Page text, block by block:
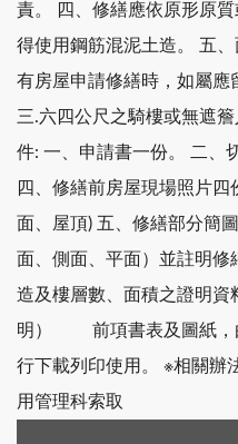
責。 四、修繕應依原形原
得使用鋼筋混泥土造。 五
有房屋申請修繕時，如屬應
三.六四公尺之騎樓或無遮
件: 一、申請書一份。 二、
四、修繕前房屋現場照片
面、屋頂) 五、修繕部分簡
面、側面、平面）並註明
造及樓層數、面積之證明資
明） 前項書表及圖紙，
行下載列印使用。 ※相關辦
用管理科索取